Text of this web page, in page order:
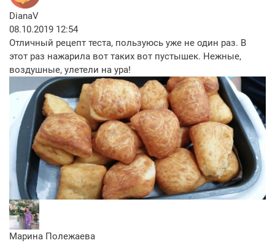
DianaV
08.10.2019 12:54
Отличный рецепт теста, пользуюсь уже не один раз. В
этот раз нажарила вот таких вот пустышек. Нежные,
воздушные, улетели на ура!
Марина Полежаева